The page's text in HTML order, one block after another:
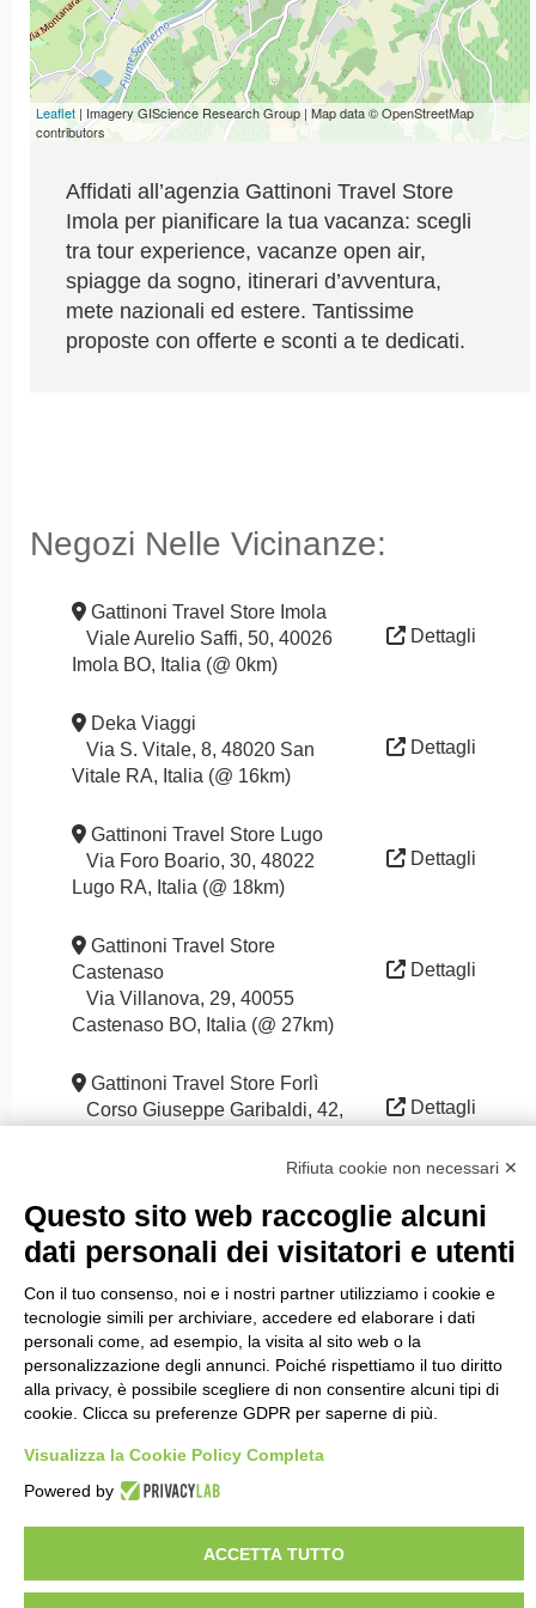
Leaflet | Imagery GIScience Research Group | Map data © OpenStreetMap
contributors
Affidati all’agenzia Gattinoni Travel Store
Imola per pianificare la tua vacanza: scegli
tra tour experience, vacanze open air,
spiagge da sogno, itinerari d’avventura,
mete nazionali ed estere. Tantissime
proposte con offerte e sconti a te dedicati.
Negozi Nelle Vicinanze:
Gattinoni Travel Store Imola
Viale Aurelio Saffi, 50, 40026
Imola BO, Italia (@ 0km)
Dettagli
Deka Viaggi
Via S. Vitale, 8, 48020 San
Vitale RA, Italia (@ 16km)
Dettagli
Gattinoni Travel Store Lugo
Via Foro Boario, 30, 48022
Lugo RA, Italia (@ 18km)
Dettagli
Gattinoni Travel Store
Castenaso
Via Villanova, 29, 40055
Castenaso BO, Italia (@ 27km)
Dettagli
Gattinoni Travel Store Forlì
Corso Giuseppe Garibaldi, 42,
Dettagli
Via Statuto 2
Rete sociale
Rifiuta cookie non necessari ✕
Questo sito web raccoglie alcuni
dati personali dei visitatori e utenti
Con il tuo consenso, noi e i nostri partner utilizziamo i cookie e
tecnologie simili per archiviare, accedere ed elaborare i dati
personali come, ad esempio, la visita al sito web o la
personalizzazione degli annunci. Poiché rispettiamo il tuo diritto
alla privacy, è possibile scegliere di non consentire alcuni tipi di
cookie. Clicca su preferenze GDPR per saperne di più.
Visualizza la Cookie Policy Completa
Powered by
ACCETTA TUTTO